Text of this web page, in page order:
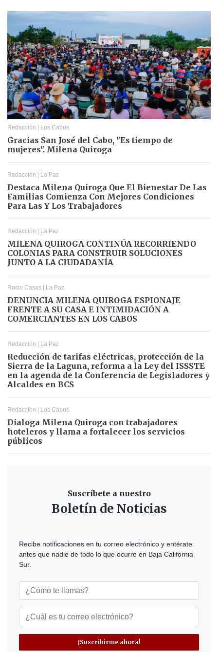
Redacción | Los Cabos
Gracias San José del Cabo, "Es tiempo de
mujeres". Milena Quiroga
Redacción | La Paz
Destaca Milena Quiroga Que El Bienestar De Las
Familias Comienza Con Mejores Condiciones
Para Las Y Los Trabajadores
Redacción | La Paz
MILENA QUIROGA CONTINÚA RECORRIENDO
COLONIAS PARA CONSTRUIR SOLUCIONES
JUNTO A LA CIUDADANÍA
Rocio Casas | La Paz
DENUNCIA MILENA QUIROGA ESPIONAJE
FRENTE A SU CASA E INTIMIDACIÓN A
COMERCIANTES EN LOS CABOS
Redacción | La Paz
Reducción de tarifas eléctricas, protección de la
Sierra de la Laguna, reforma a la Ley del ISSSTE
en la agenda de la Conferencia de Legisladores y
Alcaldes en BCS
Redacción | Los Cabos
Dialoga Milena Quiroga con trabajadores
hoteleros y llama a fortalecer los servicios
públicos
Suscríbete a nuestro
Boletín de Noticias
Recibe notificaciones en tu correo electrónico y entérate
antes que nadie de todo lo que ocurre en Baja California
Sur.
¡Suscribirme ahora!